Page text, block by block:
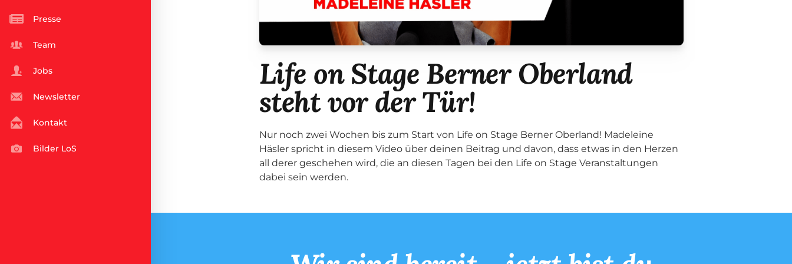
Life on Stage Berner Oberland
steht vor der Tür!
Nur noch zwei Wochen bis zum Start von Life on Stage Berner Oberland! Madeleine
Häsler spricht in diesem Video über deinen Beitrag und davon, dass etwas in den Herzen
all derer geschehen wird, die an diesen Tagen bei den Life on Stage Veranstaltungen
dabei sein werden.
Presse
Team
Jobs
Newsletter
Kontakt
Bilder LoS